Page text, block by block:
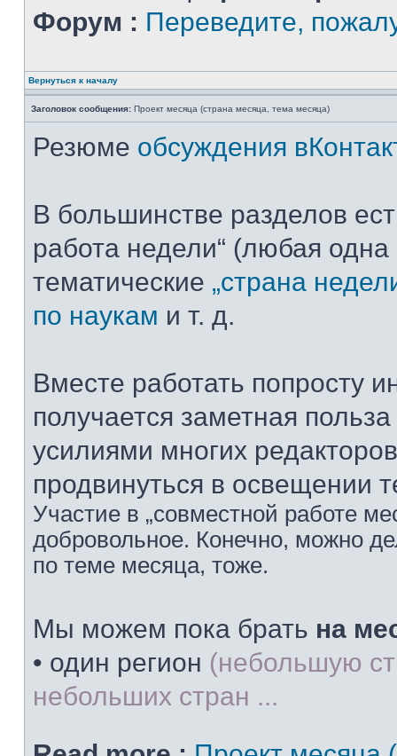
Форум : Переведите,
Вернуться к началу
Заголовок сообщения: Проект месяца (страна месяца, тема месяца)
Резюме обсуждения
В большинстве разделов
работа недели“ (любая одна
тематические „страна
по наукам и т. д.
Вместе работать попросту
получается заметная
усилиями многих
продвинуться в освещении
Участие в „совместной работе
добровольное. Конечно, можно
по теме месяца, тоже.
Мы можем пока брать на
• один регион (небольшую
небольших стран ...